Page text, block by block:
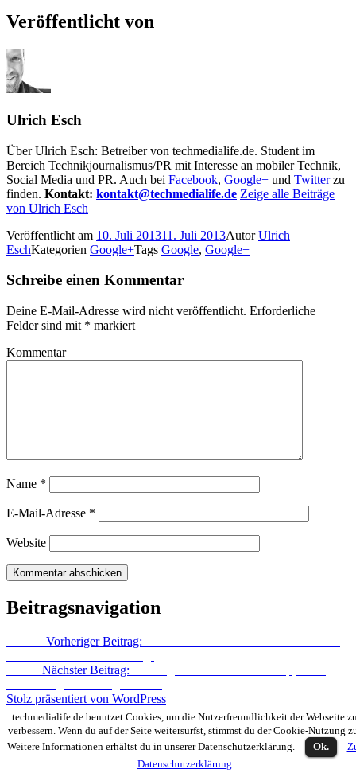
Veröffentlicht von
Ulrich Esch
Über Ulrich Esch: Betreiber von techmedialife.de. Student im
Bereich Technikjournalismus/PR mit Interesse an mobiler Technik,
Social Media und PR. Auch bei Facebook, Google+ und Twitterzu
finden. Kontakt: kontakt@techmedialife.de Zeige alle Beiträge
von Ulrich Esch
Veröffentlicht am 10. Juli 201311. Juli 2013AutorUlrich
EschKategorien Google+Tags Google, Google+
Schreibe einen Kommentar
Deine E-Mail-Adresse wird nicht veröffentlicht. Erforderliche
Felder sind mit * markiert
Kommentar
Name *
E-Mail-Adresse *
Website
Beitragsnavigation
Vorheriger Beitrag:
Nächster Beitrag:
Stolz präsentiert von WordPress
techmedialife.de benutzet Cookies, um die Nutzerfreundlichkeit der Webseite
verbessern. Wenn du auf der Seite weitersurfst, stimmst du der Cookie-Nutzung
Weitere Informationen erhältst du in unserer Datenschutzerklärung.
Ok.
Datenschutzerklärung